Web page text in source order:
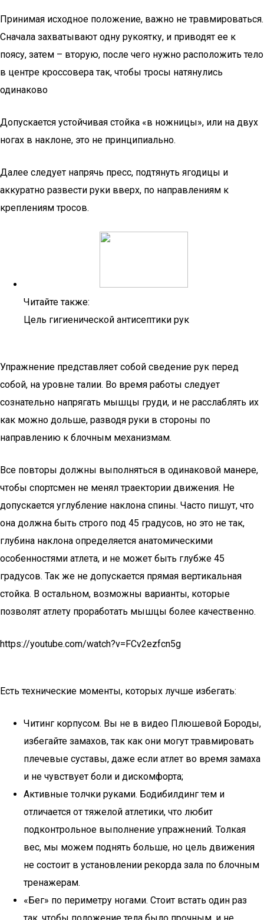
Принимая исходное положение, важно не травмироваться.
Сначала захватывают одну рукоятку, и приводят ее к
поясу, затем – вторую, после чего нужно расположить тело
в центре кроссовера так, чтобы тросы натянулись
одинаково
Допускается устойчивая стойка «в ножницы», или на двух
ногах в наклоне, это не принципиально.
Далее следует напрячь пресс, подтянуть ягодицы и
аккуратно развести руки вверх, по направлениям к
креплениям тросов.
Читайте также:
Цель гигиенической антисептики рук
Упражнение представляет собой сведение рук перед
собой, на уровне талии. Во время работы следует
сознательно напрягать мышцы груди, и не расслаблять их
как можно дольше, разводя руки в стороны по
направлению к блочным механизмам.
Все повторы должны выполняться в одинаковой манере,
чтобы спортсмен не менял траектории движения. Не
допускается углубление наклона спины. Часто пишут, что
она должна быть строго под 45 градусов, но это не так,
глубина наклона определяется анатомическими
особенностями атлета, и не может быть глубже 45
градусов. Так же не допускается прямая вертикальная
стойка. В остальном, возможны варианты, которые
позволят атлету проработать мышцы более качественно.
https://youtube.com/watch?v=FCv2ezfcn5g
Есть технические моменты, которых лучше избегать:
Читинг корпусом. Вы не в видео Плюшевой Бороды,
избегайте замахов, так как они могут травмировать
плечевые суставы, даже если атлет во время замаха
и не чувствует боли и дискомфорта;
Активные толчки руками. Бодибилдинг тем и
отличается от тяжелой атлетики, что любит
подконтрольное выполнение упражнений. Толкая
вес, мы можем поднять больше, но цель движения
не состоит в установлении рекорда зала по блочным
тренажерам.
«Бег» по периметру ногами. Стоит встать один раз